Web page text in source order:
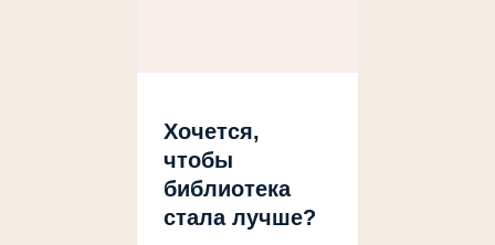
Хочется,
чтобы
библиотека
стала лучше?